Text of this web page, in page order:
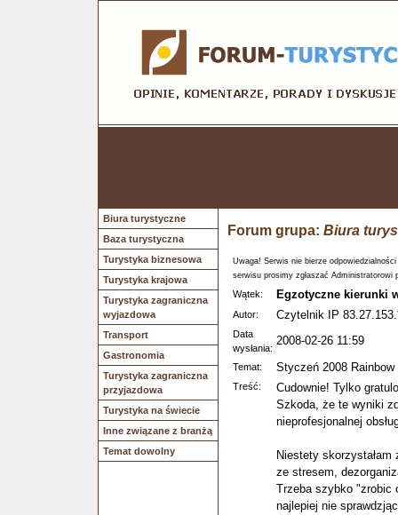
Biura turystyczne
Baza turystyczna
Turystyka biznesowa
Turystyka krajowa
Turystyka zagraniczna
wyjazdowa
Transport
Gastronomia
Turystyka zagraniczna
przyjazdowa
Turystyka na świecie
Inne związane z branżą
Temat dowolny
Forum grupa: Biura
Uwaga! Serwis nie bierze
serwisu prosimy zgłaszać Administratorowi
Wątek: Egzotyczne kierunki
Autor: Czytelnik IP
Data
wysłania:
2008-02-26 11:59
Temat: Styczeń 2008 Rainbow
Treść:
Cudownie! Tylko
Szkoda, że te wyniki
nieprofesjonalnej
Niestety skorzystałam
ze stresem,
Trzeba szybko "zrobic
najlepiej nie